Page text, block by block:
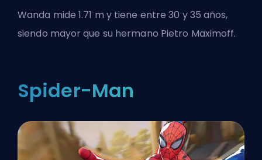
Wanda mide 1.71 m y tiene entre 30 y 35 años,
siendo mayor que su hermano Pietro Maximoff.
Spider-Man